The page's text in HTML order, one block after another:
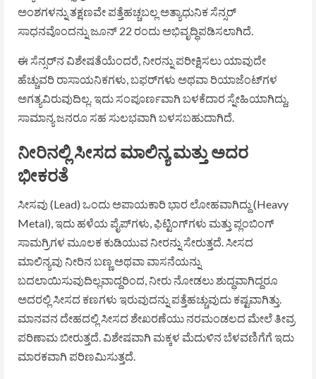
ಅಂಶಗಳನ್ನು ತಕ್ಷಣವೇ ಪತ್ತೆಹಚ್ಚಬಲ್ಲ ಅತ್ಯಾಧುನಿಕ ಸೆನ್ಸರ್
ಸಾಧನವೊಂದನ್ನು ಜೂನ್ 22 ರಂದು ಅಭಿವೃದ್ಧಿಪಡಿಸಲಾಗಿದೆ.
ಈ ಸೆನ್ಸರ್‌ನ ವಿಶೇಷತೆಯೆಂದರೆ, ನೀರನ್ನು ಪರೀಕ್ಷಿಸಲು ಯಾವುದೇ
ಹೆಚ್ಚುವರಿ ರಾಸಾಯನಿಕಗಳು, ಬಫರ್‌ಗಳು ಅಥವಾ ರಿಯಾಜೆಂಟ್‌ಗಳ
ಅಗತ್ಯವಿರುವುದಿಲ್ಲ. ಇದು ಸಂಪೂರ್ಣವಾಗಿ ಬಳಕೆದಾರ ಸ್ನೇಹಿಯಾಗಿದ್ದು,
ಸಾಮಾನ್ಯ ಜನರೂ ಸಹ ಸುಲಭವಾಗಿ ಬಳಸಬಹುದಾಗಿದೆ.
ನೀರಿನಲ್ಲಿ ಸೀಸದ ಮಾಲಿನ್ಯ ಮತ್ತು ಅದರ
ಭೀಕರತೆ
ಸೀಸವು (Lead) ಒಂದು ಅಪಾಯಕಾರಿ ಭಾರ ಲೋಹವಾಗಿದ್ದು (Heavy
Metal), ಇದು ಹಳೆಯ ಪೈಪ್‌ಗಳು, ಫಿಟ್ಟಿಂಗ್‌ಗಳು ಮತ್ತು ಪ್ಲಂಬಿಂಗ್
ಸಾಮಗ್ರಿಗಳ ಮೂಲಕ ಕುಡಿಯುವ ನೀರನ್ನು ಸೇರುತ್ತದೆ. ಸೀಸದ
ಮಾಲಿನ್ಯವು ನೀರಿನ ಬಣ್ಣ ಅಥವಾ ವಾಸನೆಯನ್ನು
ಬದಲಾಯಿಸುವುದಿಲ್ಲವಾದ್ದರಿಂದ, ನೀರು ನೋಡಲು ಶುದ್ಧವಾಗಿದ್ದರೂ
ಅದರಲ್ಲಿ ಸೀಸದ ಕಣಗಳು ಇರುವುದನ್ನು ಪತ್ತೆಹಚ್ಚುವುದು ಕಷ್ಟವಾಗಿತ್ತು.
ಮಾನವನ ದೇಹದಲ್ಲಿ ಸೀಸದ ಶೇಖರಣೆಯು ನರಮಂಡಲದ ಮೇಲೆ ತೀವ್ರ
ಪರಿಣಾಮ ಬೀರುತ್ತದೆ. ವಿಶೇಷವಾಗಿ ಮಕ್ಕಳ ಮೆದುಳಿನ ಬೆಳವಣಿಗೆಗೆ ಇದು
ಮಾರಕವಾಗಿ ಪರಿಣಮಿಸುತ್ತದೆ.